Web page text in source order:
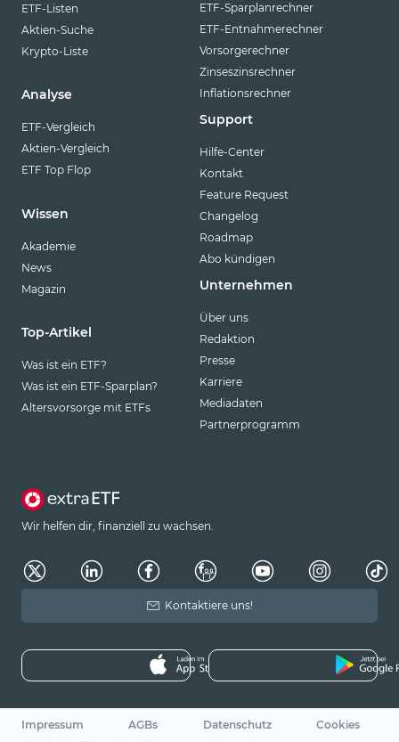
ETF-Listen
Aktien-Suche
Krypto-Liste
Analyse
ETF-Vergleich
Aktien-Vergleich
ETF Top Flop
Wissen
Akademie
News
Magazin
Top-Artikel
Was ist ein ETF?
Was ist ein ETF-Sparplan?
Altersvorsorge mit ETFs
ETF-Sparplanrechner
ETF-Entnahmerechner
Vorsorgerechner
Zinseszinsrechner
Inflationsrechner
Support
Hilfe-Center
Kontakt
Feature Request
Changelog
Roadmap
Abo kündigen
Unternehmen
Über uns
Redaktion
Presse
Karriere
Mediadaten
Partnerprogramm
Wir helfen dir, finanziell zu wachsen.
Kontaktiere uns!
Impressum AGBs Datenschutz
Cookies